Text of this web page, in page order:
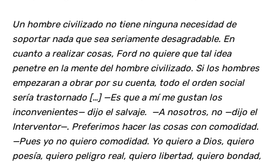
Un hombre civilizado no tiene ninguna necesidad de
soportar nada que sea seriamente desagradable. En
cuanto a realizar cosas, Ford no quiere que tal idea
penetre en la mente del hombre civilizado. Si los hombres
empezaran a obrar por su cuenta, todo el orden social
sería trastornado […] —Es que a mí me gustan los
inconvenientes— dijo el salvaje. —A nosotros, no —dijo el
Interventor—. Preferimos hacer las cosas con comodidad.
—Pues yo no quiero comodidad. Yo quiero a Dios, quiero
poesía, quiero peligro real, quiero libertad, quiero bondad,